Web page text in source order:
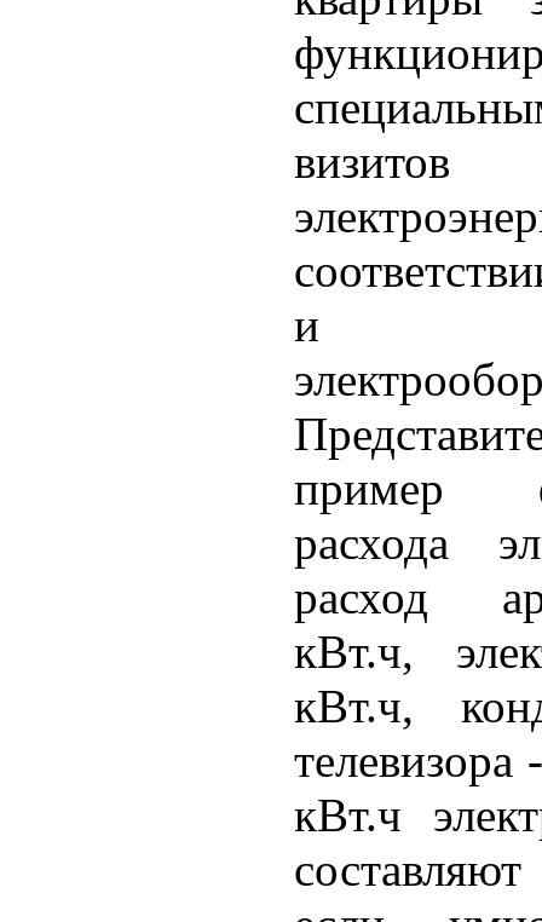
и
пример
расхода
расход
кВт.ч,
кВт.ч,
кВт.ч